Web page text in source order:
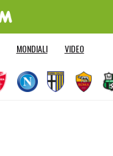
MONDIALI VIDEO